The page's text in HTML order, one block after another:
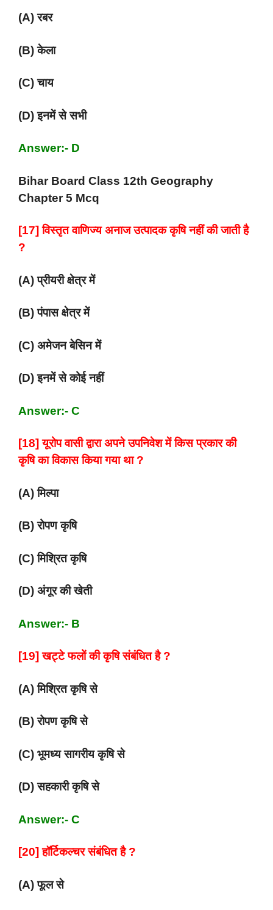
(A) रबर
(B) केला
(C) चाय
(D) इनमें से सभी
Answer:- D
Bihar Board Class 12th Geography
Chapter 5 Mcq
[17] विस्तृत वाणिज्य अनाज उत्पादक कृषि नहीं की जाती है
?
(A) प्रीयरी क्षेत्र में
(B) पंपास क्षेत्र में
(C) अमेजन बेसिन में
(D) इनमें से कोई नहीं
Answer:- C
[18] यूरोप वासी द्वारा अपने उपनिवेश में किस प्रकार की
कृषि का विकास किया गया था ?
(A) मिल्पा
(B) रोपण कृषि
(C) मिश्रित कृषि
(D) अंगूर की खेती
Answer:- B
[19] खट्टे फलों की कृषि संबंधित है ?
(A) मिश्रित कृषि से
(B) रोपण कृषि से
(C) भूमध्य सागरीय कृषि से
(D) सहकारी कृषि से
Answer:- C
[20] हॉर्टिकल्चर संबंधित है ?
(A) फूल से